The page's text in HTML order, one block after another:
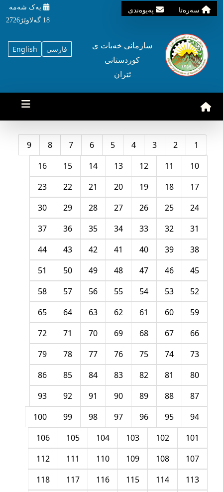
سه‌ره‌تا په‌یوه‌ندی
یه‌ک شه‌مه‌
18 گه‌لاوێژ2726
English فارسی
سازمانی خه‌بات ی
کوردستانی
ئێران
1
2
3
4
5
6
7
8
9
10
11
12
13
14
15
16
17
18
19
20
21
22
23
24
25
26
27
28
29
30
31
32
33
34
35
36
37
38
39
40
41
42
43
44
45
46
47
48
49
50
51
52
53
54
55
56
57
58
59
60
61
62
63
64
65
66
67
68
69
70
71
72
73
74
75
76
77
78
79
80
81
82
83
84
85
86
87
88
89
90
91
92
93
94
95
96
97
98
99
100
101
102
103
104
105
106
107
108
109
110
111
112
113
114
115
116
117
118